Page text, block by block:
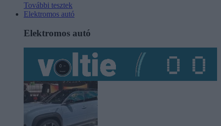
További tesztek
Elektromos autó
Elektromos autó